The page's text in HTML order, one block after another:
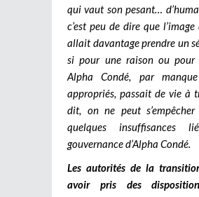
qui vaut son pesant…
c’est peu de dire que
allait davantage prendre un
si pour une raison ou pour
Alpha Condé, par
appropriés, passait de vie à
dit, on ne peut
quelques insuffisances
gouvernance d’Alpha Condé.
Les autorités de la
avoir pris des